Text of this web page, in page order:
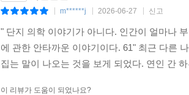
m******j 2026-06-27 신고
" 단지 의학 이야기가 아니다. 인간이 얼마나
에 관한 안타까운 이야기이다. 61" 최근 다른
집는 말이 나오는 것을 보게 되었다. 연인 간
이 리뷰가 도움이 되었나요?